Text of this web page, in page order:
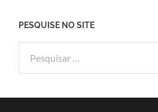
PESQUISE NO SITE
por: